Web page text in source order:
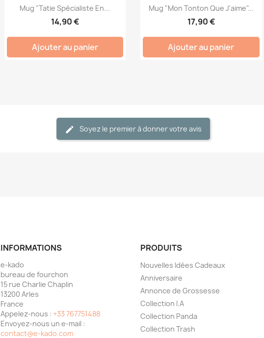
Mug "Tatie Spécialiste En...
14,90 €
Ajouter au panier
Mug "Mon Tonton Que J'aime"...
17,90 €
Ajouter au panier
Soyez le premier à donner votre avis
INFORMATIONS
e-kado
bureau de fourchon
15 rue Charlie Chaplin
13200 Arles
France
Appelez-nous : +33 767751488
Envoyez-nous un e-mail :
contact@e-kado.com
PRODUITS
Nouvelles Idées Cadeaux
Anniversaire
Annonce de Grossesse
Collection I.A
Collection Panda
Collection Trash